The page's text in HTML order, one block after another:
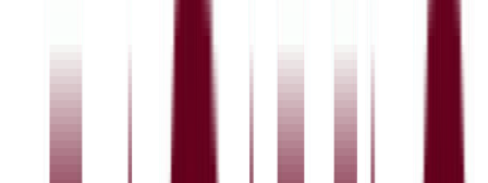
Totalvurdering 4,1